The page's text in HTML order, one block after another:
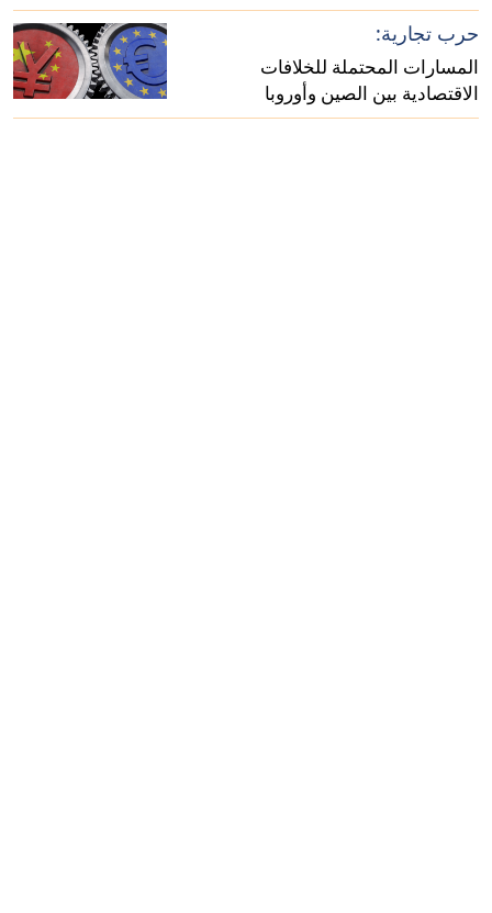
حرب تجارية:
المسارات المحتملة للخلافات
الاقتصادية بين الصين وأوروبا